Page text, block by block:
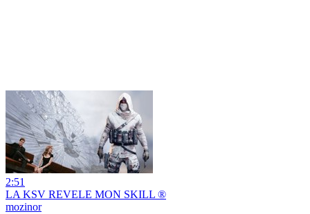
2:51
LA KSV REVELE MON SKILL ®
mozinor